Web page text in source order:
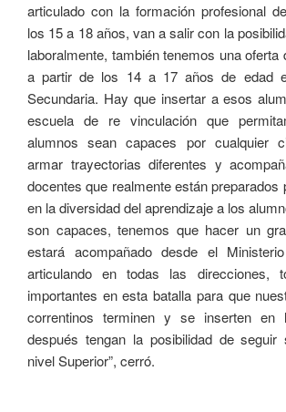
articulado con la formación profesional
los 15 a 18 años, van a salir con la
laboralmente, también tenemos una oferta
a partir de los 14 a 17 años de edad
Secundaria. Hay que insertar a esos
escuela de re vinculación que
alumnos sean capaces por cualquier
armar trayectorias diferentes y
docentes que realmente están preparados
en la diversidad del aprendizaje a los
son capaces, tenemos que hacer un
estará acompañado desde el
articulando en todas las direcciones,
importantes en esta batalla para que
correntinos terminen y se inserten en
después tengan la posibilidad de
nivel Superior”, cerró.